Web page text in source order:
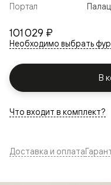
101 029 ₽
Необходимо выбрать
В
Портал
Что входит в комплект?
Доставка и оплата